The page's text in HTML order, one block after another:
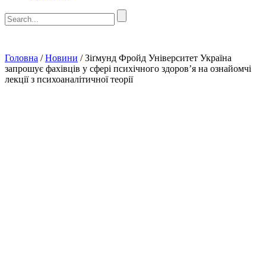
Головна /Новини /Зіґмунд Фройд Університет Україна
запрошує фахівців у сфері психічного здоров’я на ознайомчі
лекції з психоаналітичної теорії